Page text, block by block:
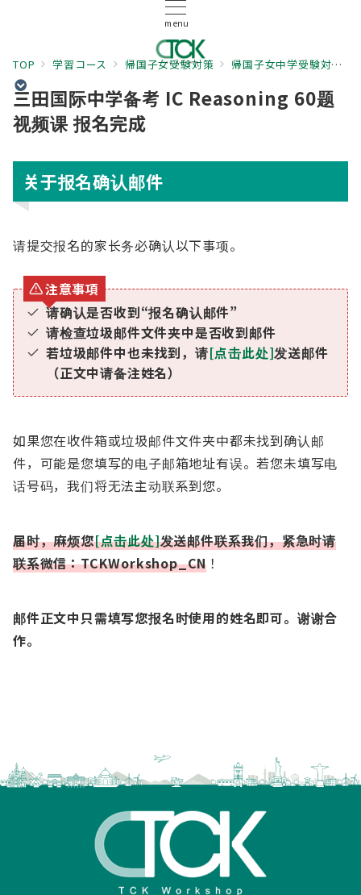
menu
TOP 学習コース 帰国子女受験対策 帰国子女中学受験対策
三田国际中学备考 IC Reasoning 60题
视频课 报名完成
关于报名确认邮件
请提交报名的家长务必确认以下事项。
注意事項
请确认是否收到“报名确认邮件”
请检查垃圾邮件文件夹中是否收到邮件
若垃圾邮件中也未找到，请[点击此处]发送邮件
（正文中请备注姓名）
如果您在收件箱或垃圾邮件文件夹中都未找到确认邮
件，可能是您填写的电子邮箱地址有误。若您未填写电
话号码，我们将无法主动联系到您。
届时，麻烦您[点击此处]发送邮件联系我们，紧急时请
联系微信：TCKWorkshop_CN ！
邮件正文中只需填写您报名时使用的姓名即可。谢谢合
作。